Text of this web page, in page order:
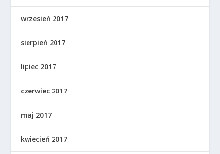
wrzesień 2017
sierpień 2017
lipiec 2017
czerwiec 2017
maj 2017
kwiecień 2017